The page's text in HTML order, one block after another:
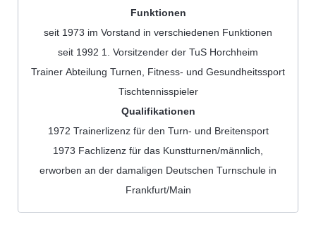
Funktionen
seit 1973 im Vorstand in verschiedenen Funktionen
seit 1992 1. Vorsitzender der TuS Horchheim
Trainer Abteilung Turnen, Fitness- und Gesundheitssport
Tischtennisspieler
Qualifikationen
1972 Trainerlizenz für den Turn- und Breitensport
1973 Fachlizenz für das Kunstturnen/männlich,
erworben an der damaligen Deutschen Turnschule in
Frankfurt/Main